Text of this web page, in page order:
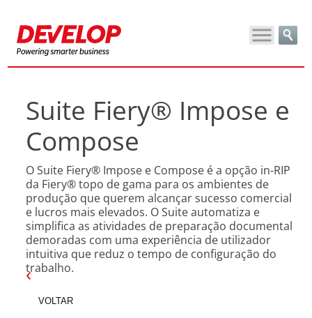
Suite Fiery® Impose e
Compose
O Suite Fiery® Impose e Compose é a opção in-RIP
da Fiery® topo de gama para os ambientes de
produção que querem alcançar sucesso comercial
e lucros mais elevados. O Suite automatiza e
simplifica as atividades de preparação documental
demoradas com uma experiência de utilizador
intuitiva que reduz o tempo de configuração do
trabalho.
VOLTAR